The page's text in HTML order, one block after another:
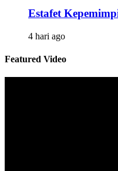
Estafet
4 hari ago
Featured Video